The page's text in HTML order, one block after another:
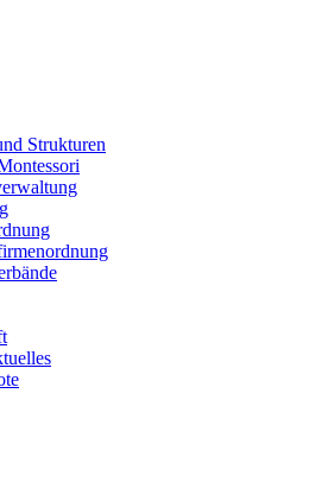
Strukturen